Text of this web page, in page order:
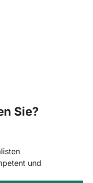
Sie?
und